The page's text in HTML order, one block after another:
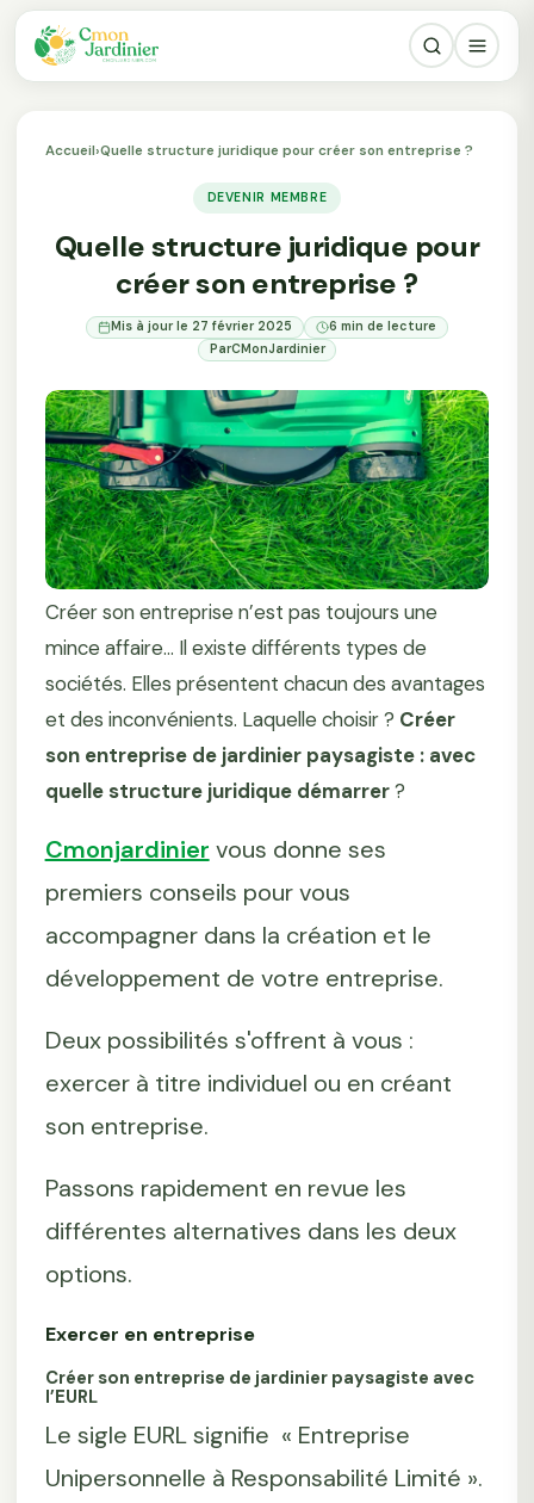
Accueil›Quelle structure juridique pour créer son entreprise ?
DEVENIR MEMBRE
Quelle structure juridique pour
créer son entreprise ?
Mis à jour le 27 février 2025
6 min de lecture
ParCMonJardinier
Créer son entreprise n’est pas toujours une
mince affaire... Il existe différents types de
sociétés. Elles présentent chacun des avantages
et des inconvénients. Laquelle choisir ? Créer
son entreprise de jardinier paysagiste : avec
quelle structure juridique démarrer?
Cmonjardinier vous donne ses
premiers conseils pour vous
accompagner dans la création et le
développement de votre entreprise.
Deux possibilités s'offrent à vous :
exercer à titre individuel ou en créant
son entreprise.
Passons rapidement en revue les
différentes alternatives dans les deux
options.
Exercer en entreprise
Créer son entreprise de jardinier paysagiste avec
l’EURL
Le sigle EURL signifie « Entreprise
Unipersonnelle à Responsabilité Limité ».